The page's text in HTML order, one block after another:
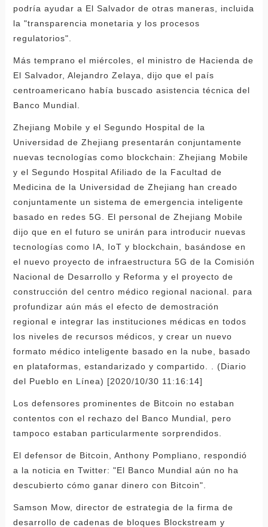
podría ayudar a El Salvador de otras maneras, incluida
la "transparencia monetaria y los procesos
regulatorios".
Más temprano el miércoles, el ministro de Hacienda de
El Salvador, Alejandro Zelaya, dijo que el país
centroamericano había buscado asistencia técnica del
Banco Mundial.
Zhejiang Mobile y el Segundo Hospital de la
Universidad de Zhejiang presentarán conjuntamente
nuevas tecnologías como blockchain: Zhejiang Mobile
y el Segundo Hospital Afiliado de la Facultad de
Medicina de la Universidad de Zhejiang han creado
conjuntamente un sistema de emergencia inteligente
basado en redes 5G. El personal de Zhejiang Mobile
dijo que en el futuro se unirán para introducir nuevas
tecnologías como IA, IoT y blockchain, basándose en
el nuevo proyecto de infraestructura 5G de la Comisión
Nacional de Desarrollo y Reforma y el proyecto de
construcción del centro médico regional nacional. para
profundizar aún más el efecto de demostración
regional e integrar las instituciones médicas en todos
los niveles de recursos médicos, y crear un nuevo
formato médico inteligente basado en la nube, basado
en plataformas, estandarizado y compartido. . (Diario
del Pueblo en Línea) [2020/10/30 11:16:14]
Los defensores prominentes de Bitcoin no estaban
contentos con el rechazo del Banco Mundial, pero
tampoco estaban particularmente sorprendidos.
El defensor de Bitcoin, Anthony Pompliano, respondió
a la noticia en Twitter: "El Banco Mundial aún no ha
descubierto cómo ganar dinero con Bitcoin".
Samson Mow, director de estrategia de la firma de
desarrollo de cadenas de bloques Blockstream y